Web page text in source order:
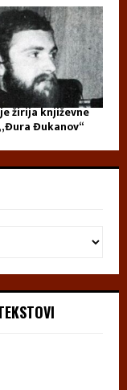
žirija književne
Đukanov“